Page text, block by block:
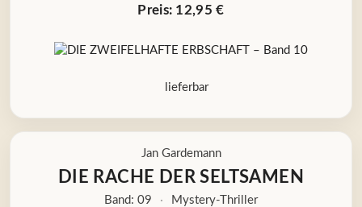
Preis: 12,95 €
lieferbar
Jan Gardemann
DIE RACHE DER SELTSAMEN
Band: 09 ·
Mystery-Thriller